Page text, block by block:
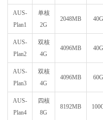
AUS-
Plan1
单核
2G
2048MB
AUS-
Plan2
双核
4G
4096MB
AUS-
Plan3
双核
4G
4096MB
AUS-
Plan4
四核
8G
8192MB